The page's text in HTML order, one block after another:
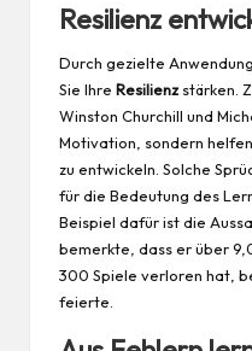
Resilienz
Durch gezielte
Sie Ihre Resilienzstärken.
Winston Churchill und
Motivation, sondern
zu entwickeln. Solche
für die Bedeutung des
Beispiel dafür ist die
bemerkte, dass er über
300 Spiele verloren hat,
feierte.